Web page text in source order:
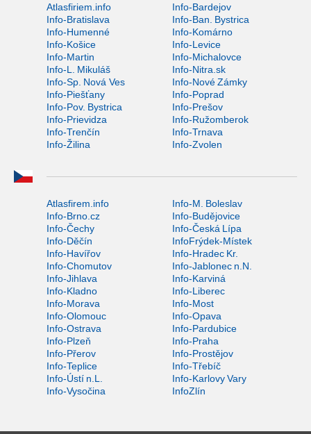
Atlasfiriem.info
Info-Bardejov
Info-Bratislava
Info-Ban. Bystrica
Info-Humenné
Info-Komárno
Info-Košice
Info-Levice
Info-Martin
Info-Michalovce
Info-L. Mikuláš
Info-Nitra.sk
Info-Sp. Nová Ves
Info-Nové Zámky
Info-Piešťany
Info-Poprad
Info-Pov. Bystrica
Info-Prešov
Info-Prievidza
Info-Ružomberok
Info-Trenčín
Info-Trnava
Info-Žilina
Info-Zvolen
Atlasfirem.info
Info-M. Boleslav
Info-Brno.cz
Info-Budějovice
Info-Čechy
Info-Česká Lípa
Info-Děčín
InfoFrýdek-Místek
Info-Havířov
Info-Hradec Kr.
Info-Chomutov
Info-Jablonec n.N.
Info-Jihlava
Info-Karviná
Info-Kladno
Info-Liberec
Info-Morava
Info-Most
Info-Olomouc
Info-Opava
Info-Ostrava
Info-Pardubice
Info-Plzeň
Info-Praha
Info-Přerov
Info-Prostějov
Info-Teplice
Info-Třebíč
Info-Ústí n.L.
Info-Karlovy Vary
Info-Vysočina
InfoZlín